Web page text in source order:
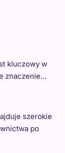
kluczowy w
znaczenie…
szerokie
po